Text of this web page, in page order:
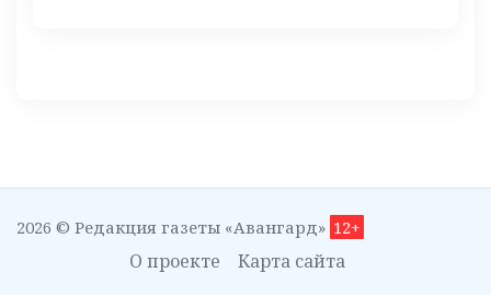
2026 © Редакция газеты «Авангард» 12+
О проекте Карта сайта